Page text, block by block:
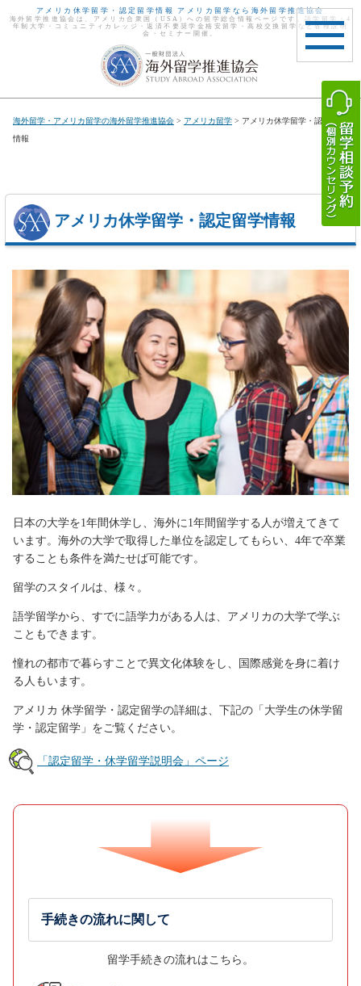
toggle
アメリカ休学留学・認定留学情報 アメリカ留学なら海外留学推進協会
海外留学推進協会は、アメリカ合衆国（USA）への留学総合情報ページです。語学留学・4
年制大学・コミュニティカレッジ・返済不要奨学金格安留学・高校交換留学など各種説明
会・セミナー開催。
海外留学・アメリカ留学の海外留学推進協会 > アメリカ留学 > アメリカ休学留学・認定留学
情報
アメリカ休学留学・認定留学情報
日本の大学を1年間休学し、海外に1年間留学する人が増えてきて
います。海外の大学で取得した単位を認定してもらい、4年で卒業
することも条件を満たせば可能です。
留学のスタイルは、様々。
語学留学から、すでに語学力がある人は、アメリカの大学で学ぶ
こともできます。
憧れの都市で暮らすことで異文化体験をし、国際感覚を身に着け
る人もいます。
アメリカ 休学留学・認定留学の詳細は、下記の「大学生の休学留
学・認定留学」をご覧ください。
「認定留学・休学留学説明会」ページ
手続きの流れに関して
留学手続きの流れはこちら。